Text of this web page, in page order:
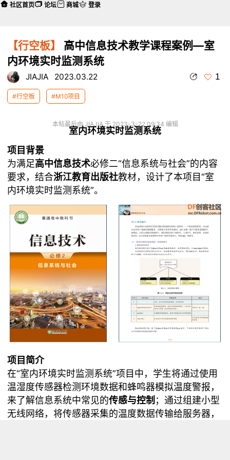
【行空板】
高中信息技术教学课程案例—室
内环境实时监测系统
JIAJIA 2023.03.22 1
#行空板 #M10项目
本帖最后由 JIAJIA 于 2023-3-22 09:34 编辑
室内环境实时监测系统
项目背景
为满足高中信息技术必修二“信息系统与社会”的内容
要求，结合浙江教育出版社教材，设计了本项目“室
内环境实时监测系统”。
项目简介
在“室内环境实时监测系统”项目中，学生将通过使用
温湿度传感器检测环境数据和蜂鸣器模拟温度警报，
来了解信息系统中常见的传感与控制 ；通过组建小型
无线网络，将传感器采集的温度数据传输给服务器，
社区首页 论坛 商城 登录